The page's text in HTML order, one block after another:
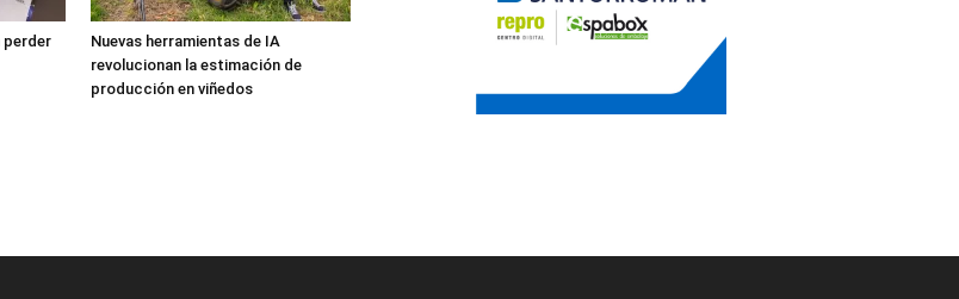
perder
Nuevas herramientas de IA
revolucionan la estimación de
producción en viñedos